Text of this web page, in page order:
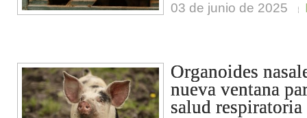
03 de junio de 2025
Organoides
nueva ventana
salud